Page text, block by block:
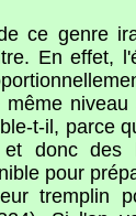
ce genre
En effet,
t-il, parce
et donc
pour
tremplin